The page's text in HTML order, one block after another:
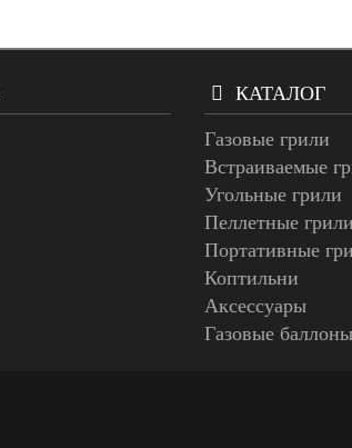
КАТАЛОГ
Газовые грили
Встраиваемые
Угольные грили
Пеллетные грили
Портативные
Коптильни
Аксессуары
Газовые баллоны